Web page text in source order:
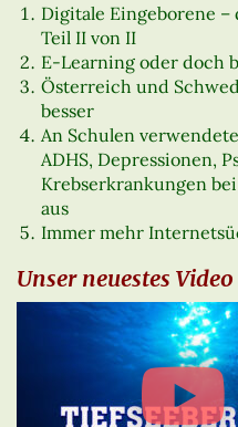
Digitale Eingeborene
Teil II von II
E-Learning oder doch
Österreich und
besser
An Schulen
ADHS, Depressionen,
Krebserkrankungen
aus
Immer mehr
Unser neuestes Video